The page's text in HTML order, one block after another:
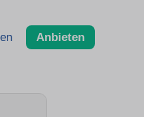
Anbieten